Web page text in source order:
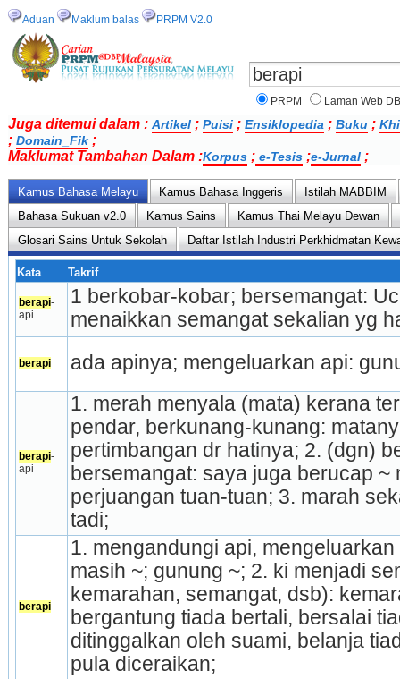
Aduan Maklum balas PRPM V2.0
PRPM Laman Web
Juga ditemui dalam : Artikel ; Puisi ; Ensiklopedia ; Buku ;
; Domain_Fik ;
Maklumat Tambahan Dalam :Korpus ; e-Tesis ;e-Jurnal ;
Kamus Bahasa Melayu Kamus Bahasa Inggeris
Istilah MABBIM
Bahasa Sukuan v2.0
Kamus Sains
Kamus Thai Melayu Dewan
Glosari Sains Untuk Sekolah
Daftar Istilah Industri Perkhidmatan
Kata Takrif
berapi-
api
1 berkobar-kobar; bersemangat:
menaikkan semangat sekalian yg
berapi ada apinya; mengeluarkan api:
berapi-
api
1. merah menyala (mata) kerana
pendar, berkunang-kunang:
pertimbangan dr hatinya; 2. (dgn)
bersemangat: saya juga berucap ~
perjuangan tuan-tuan; 3. marah
tadi;
berapi
1. mengandungi api,
masih ~; gunung ~; 2. ki menjadi
kemarahan, semangat, dsb):
bergantung tiada bertali, bersalai
ditinggalkan oleh suami, belanja
pula diceraikan;